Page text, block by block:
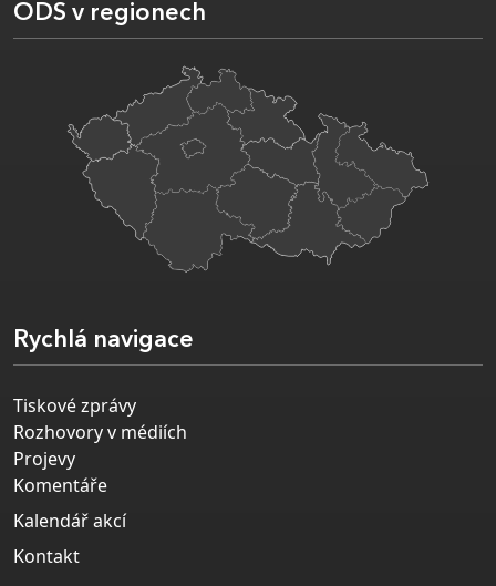
ODS v regionech
Rychlá navigace
Tiskové zprávy
Rozhovory v médiích
Projevy
Komentáře
Kalendář akcí
Kontakt